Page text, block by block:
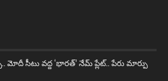
మోదీ సీటు వద్ద ‘భారత్’ నేమ్ ప్లేట్‌.. పేరు మార్పు